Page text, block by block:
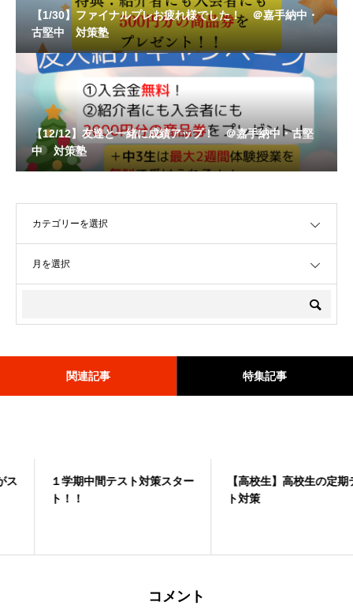
【1/30】ファイナルプレお疲れ様でした！ ＠嘉手納中・
古堅中 対策塾
【12/12】友達と一緒に成績アップ！ ＠嘉手納中・古堅
中 対策塾
関連記事 特集記事
１学期中間テスト対策スター
【高校生】高校生の定期テス
≪0606≫🌟6月限定キャンペ
ーン実施中🌟
受験合宿1日目
コメント